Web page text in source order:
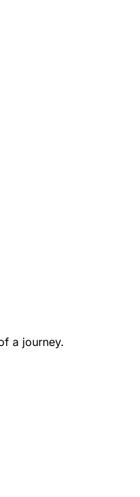
a journey.